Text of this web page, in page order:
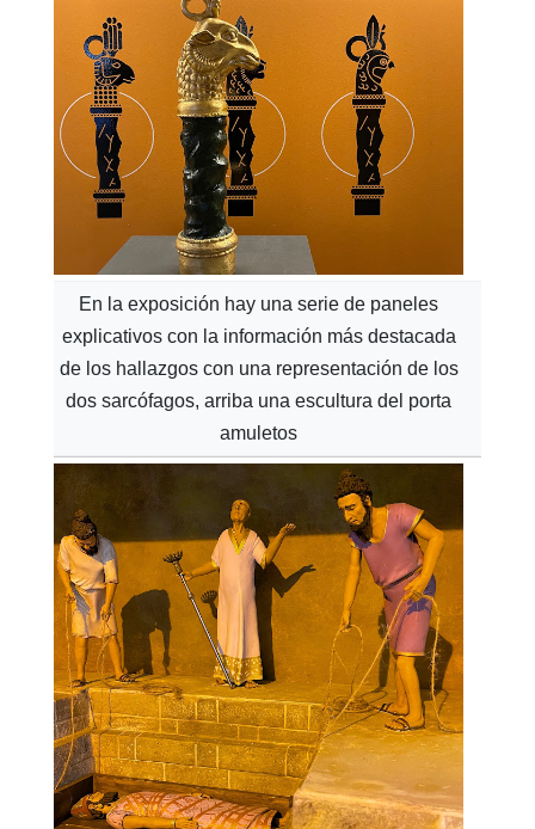
En la exposición hay una serie de paneles
explicativos con la información más destacada
de los hallazgos con una representación de los
dos sarcófagos, arriba una escultura del porta
amuletos